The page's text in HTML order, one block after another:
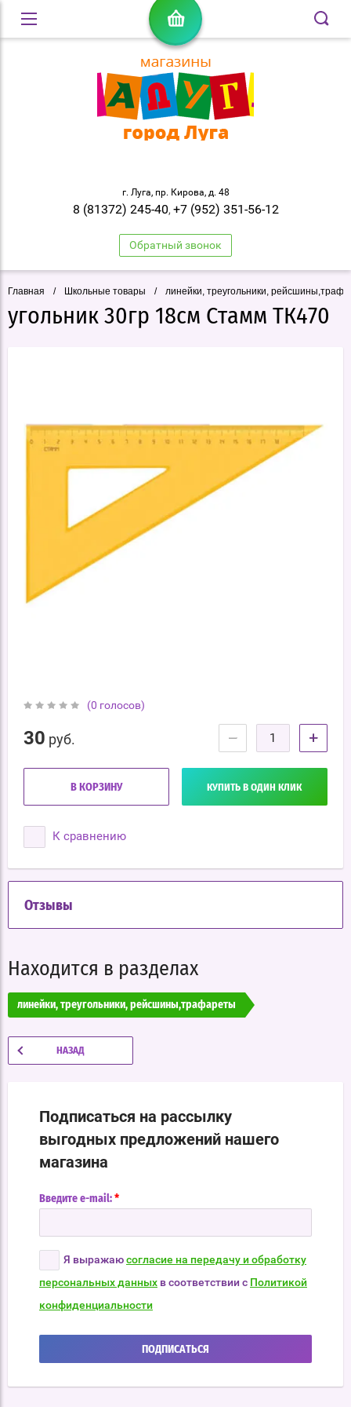
г. Луга, пр. Кирова, д. 48
8 (81372) 245-40, +7 (952) 351-56-12
Обратный звонок
Главная / Школьные товары / линейки, треугольники,
угольник 30гр 18см Стамм ТК470
(0 голосов)
30 руб. − +
В КОРЗИНУ КУПИТЬ В ОДИН КЛИК
К сравнению
Отзывы
Находится в разделах
линейки, треугольники, рейсшины,трафареты
НАЗАД
Подписаться на рассылку
выгодных предложений нашего
магазина
Введите e-mail: *
Я выражаюсогласие на передачу и обработку
персональных данных в соответствии с Политикой
конфиденциальности
ПОДПИСАТЬСЯ